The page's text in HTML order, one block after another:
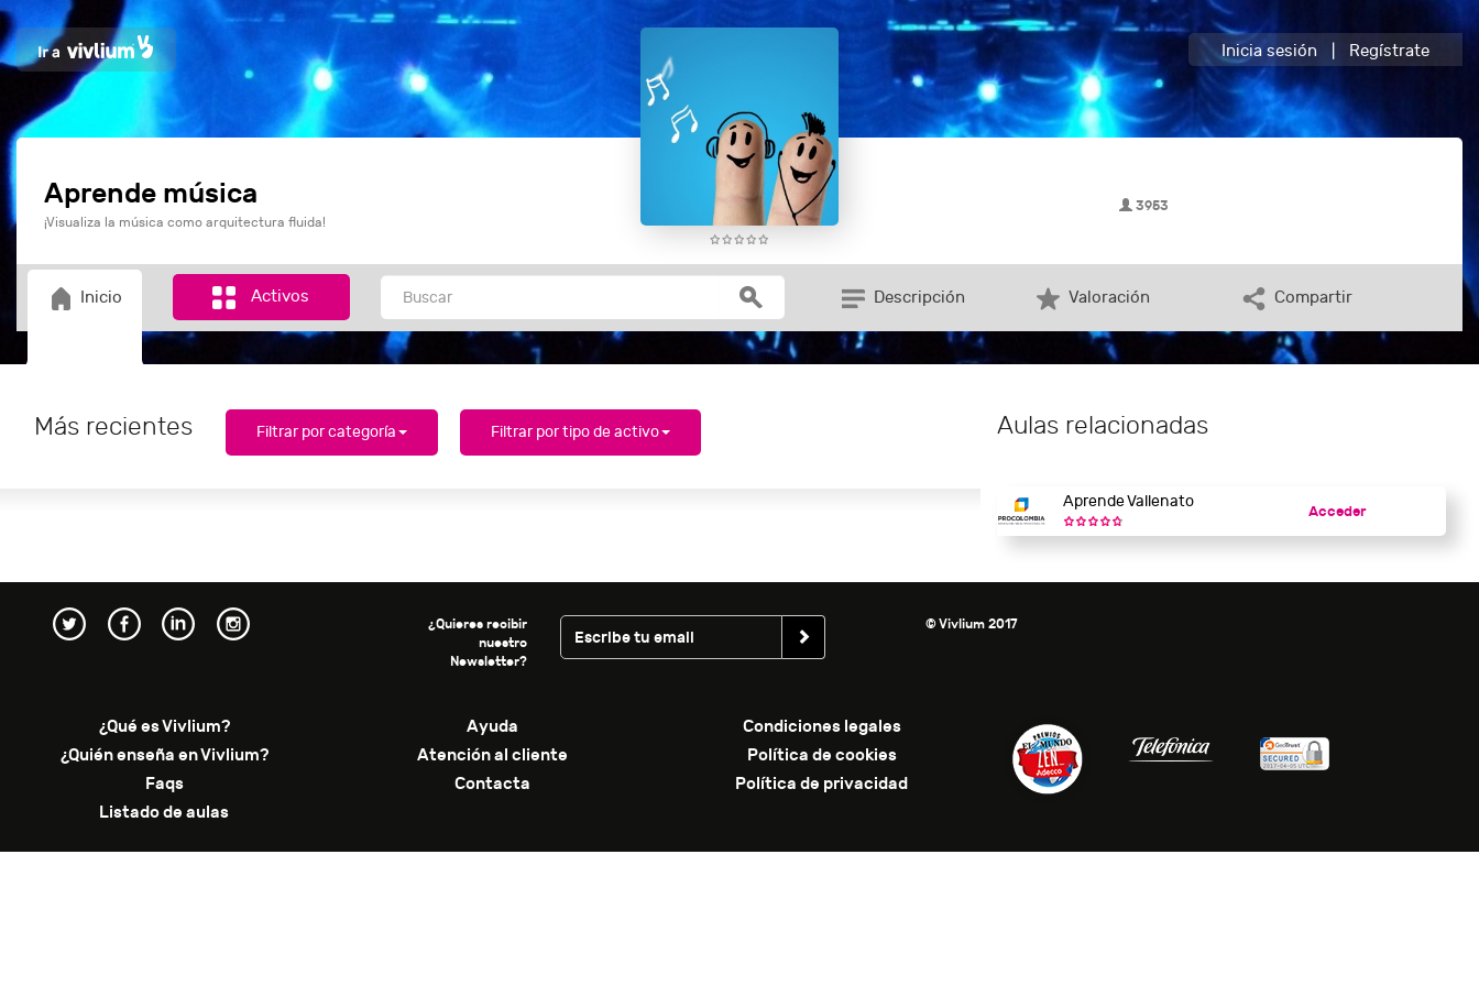
Inicia sesión Regístrate
Aprende música
¡Visualiza la música como arquitectura fluida!
3953
Inicio Activos Descripción Valoración Compartir
Más recientes Filtrar por categoría Filtrar por tipo de activo Aulas relacionadas
Aprende Vallenato
Acceder
¿Quieres recibir
nuestro
Newsletter?
© Vivlium 2017
¿Qué es Vivlium? Ayuda
Condiciones legales
¿Quién enseña en Vivlium?
Atención al cliente
Política de cookies
Faqs
Contacta
Política de privacidad
Listado de aulas